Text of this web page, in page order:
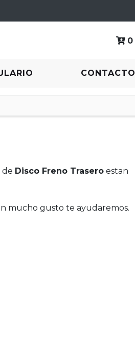
0
CONTACTO
de Disco Freno Trasero estan
mucho gusto te ayudaremos.